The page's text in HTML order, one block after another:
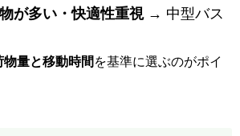
が多い・快適性重視→ 中型バス
物量と移動時間 を基準に選ぶのがポイ